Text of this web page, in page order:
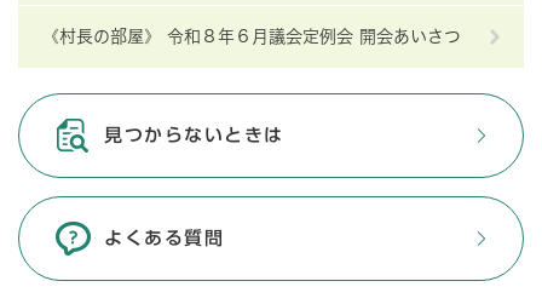
《村長の部屋》 令和８年６月議会定例会 開会あいさつ
見つからないときは
よくある質問